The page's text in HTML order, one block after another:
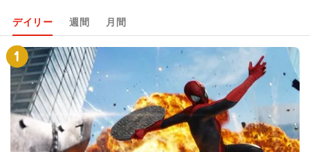
デイリー 週間 月間